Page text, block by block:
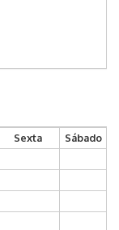
Sexta
Sábado